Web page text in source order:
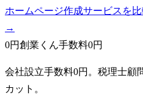
ホームページ作成サービスを
→
0円創業くん手数料0円
会社設立手数料0円。税理士顧
カット。